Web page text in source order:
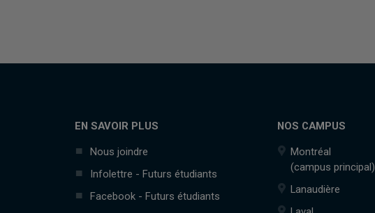
EN SAVOIR PLUS
Nous joindre
Infolettre - Futurs étudiants
Facebook - Futurs étudiants
NOS CAMPUS
Montréal
(campus principal)
Lanaudière